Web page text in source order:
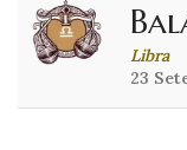
Libra
23